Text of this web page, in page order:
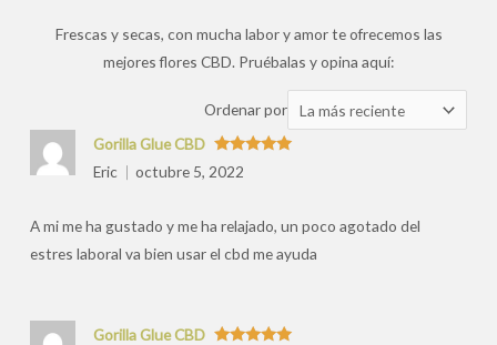
Frescas y secas, con mucha labor y amor te ofrecemos las
mejores flores CBD. Pruébalas y opina aquí:
Ordenar por Ordenar
las
Valorado
con
Gorilla Glue CBD
Eric
octubre 5, 2022
A mi me ha gustado y me ha relajado, un poco agotado del
estres laboral va bien usar el cbd me ayuda
Gorilla Glue CBD